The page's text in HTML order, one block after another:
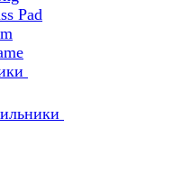
Pad